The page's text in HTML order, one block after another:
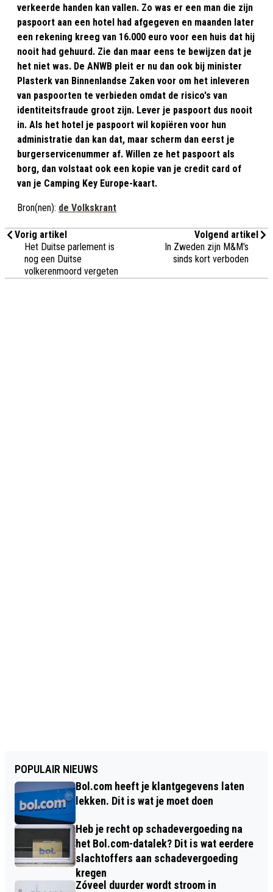
verkeerde handen kan vallen. Zo was er een man die zijn
paspoort aan een hotel had afgegeven en maanden later
een rekening kreeg van 16.000 euro voor een huis dat hij
nooit had gehuurd. Zie dan maar eens te bewijzen dat je
het niet was. De ANWB pleit er nu dan ook bij minister
Plasterk van Binnenlandse Zaken voor om het inleveren
van paspoorten te verbieden omdat de risico's van
identiteitsfraude groot zijn. Lever je paspoort dus nooit
in. Als het hotel je paspoort wil kopiëren voor hun
administratie dan kan dat, maar scherm dan eerst je
burgerservicenummer af. Willen ze het paspoort als
borg, dan volstaat ook een kopie van je credit card of
van je Camping Key Europe-kaart.
Bron(nen): de Volkskrant
Vorig artikel
Het Duitse parlement is
nog een Duitse
volkerenmoord vergeten
Volgend artikel
In Zweden zijn M&M's
sinds kort verboden
POPULAIR NIEUWS
Bol.com heeft je klantgegevens laten
lekken. Dit is wat je moet doen
Heb je recht op schadevergoeding na
het Bol.com-datalek? Dit is wat eerdere
slachtoffers aan schadevergoeding
kregen
Zóveel duurder wordt stroom in